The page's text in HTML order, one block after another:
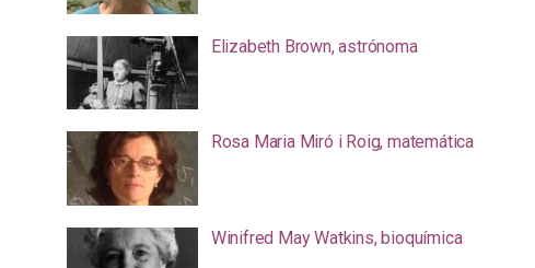
Elizabeth Brown, astrónoma
Rosa Maria Miró i Roig, matemática
Winifred May Watkins, bioquímica